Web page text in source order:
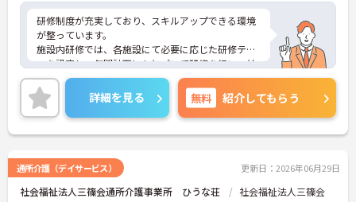
研修制度が充実しており、スキルアップできる環境
が整っています。
施設内研修では、各施設にて必要に応じた研修テー
マを設定し、年間計画にもとづいて研修を行い、外
部研修では、外部団体が主催する様々な研修会に参
加しています。また、法人内合同研修では、年次研
修（新任職員研修，新任直接処遇職員研修，2年目
職員研修，中堅職員研修）や、職種別研修を他施設
と合同で行っています。
い
詳細を見る 無料 紹介してもらう
通所介護（デイサービス） 更新日：2026年06月29日
社会福祉法人三篠会通所介護事業所 ひうな荘 社会福祉法人三篠会